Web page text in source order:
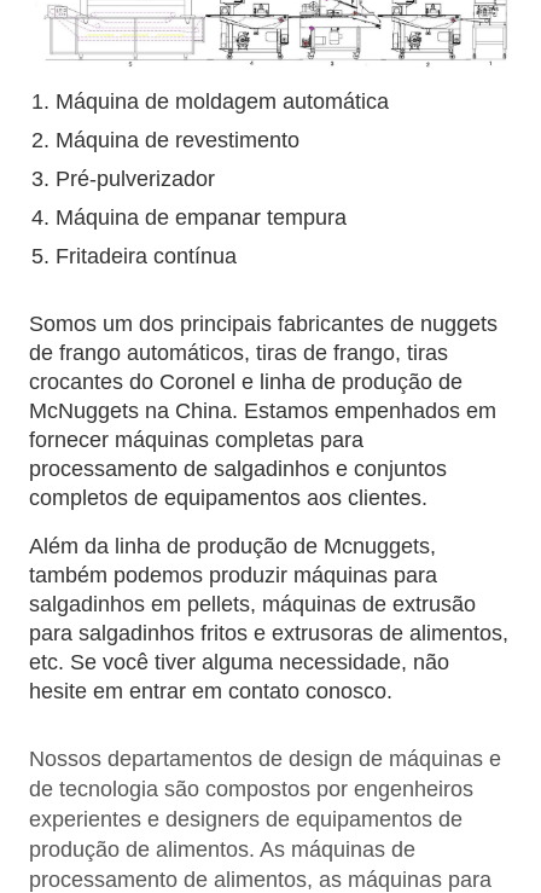
Máquina de moldagem automática
Máquina de revestimento
Pré-pulverizador
Máquina de empanar tempura
Fritadeira contínua
Somos um dos principais fabricantes de nuggets
de frango automáticos, tiras de frango, tiras
crocantes do Coronel e linha de produção de
McNuggets na China. Estamos empenhados em
fornecer máquinas completas para
processamento de salgadinhos e conjuntos
completos de equipamentos aos clientes.
Além da linha de produção de Mcnuggets,
também podemos produzir máquinas para
salgadinhos em pellets, máquinas de extrusão
para salgadinhos fritos e extrusoras de alimentos,
etc. Se você tiver alguma necessidade, não
hesite em entrar em contato conosco.
Nossos departamentos de design de máquinas e
de tecnologia são compostos por engenheiros
experientes e designers de equipamentos de
produção de alimentos. As máquinas de
processamento de alimentos, as máquinas para